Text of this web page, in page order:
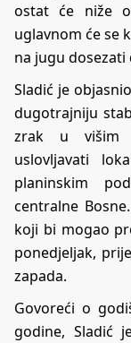
ostat će niže
uglavnom će se
na jugu dosezati
Sladić je
dugotrajniju
zrak u višim
uslovljavati
planinskim
centralne
koji bi mogao
ponedjeljak,
zapada.
Govoreći o
godine, Sladić